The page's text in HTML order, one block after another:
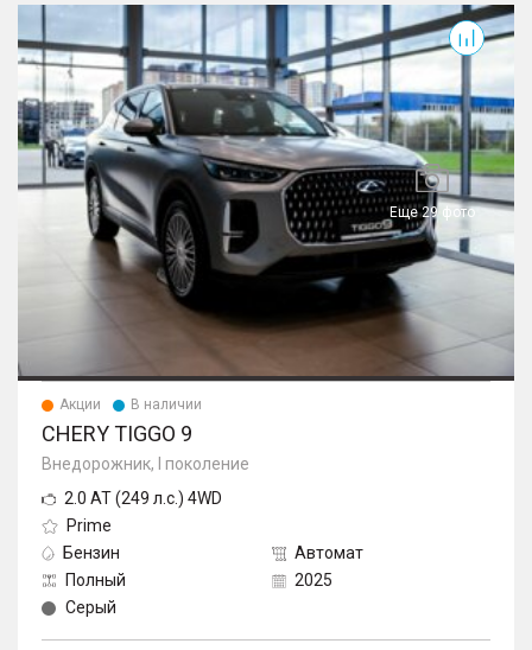
Еще 29 фото
Tiggo 9
Акции В наличии
CHERY TIGGO 9
Внедорожник, I поколение
2.0 AT (249 л.с.) 4WD
Prime
Бензин
Автомат
Полный
2025
Серый